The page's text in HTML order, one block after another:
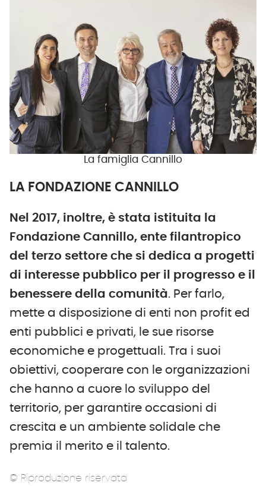
La famiglia Cannillo
LA FONDAZIONE CANNILLO
Nel 2017, inoltre, è stata istituita la
Fondazione Cannillo, ente filantropico
del terzo settore che si dedica a progetti
di interesse pubblico per il progresso e il
benessere della comunità. Per farlo,
mette a disposizione di enti non profit ed
enti pubblici e privati, le sue risorse
economiche e progettuali. Tra i suoi
obiettivi, cooperare con le organizzazioni
che hanno a cuore lo sviluppo del
territorio, per garantire occasioni di
crescita e un ambiente solidale che
premia il merito e il talento.
© Riproduzione riservata